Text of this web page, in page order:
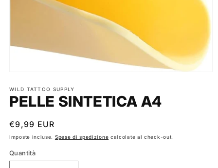
multimediali
1
in
WILD TATTOO SUPPLY
PELLE SINTETICA A4
Prezzo
di
€9,99 EUR
Imposte incluse. Spese di spedizione calcolate al check-out.
Quantità